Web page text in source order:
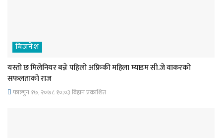
बिजनेश
यस्तो छ मिलेनियर बन्ने पहिलो अफ्रिकी महिला म्याडम सी.जे वाकरको
सफलताको राज
फाल्गुन १७, २०७८ १०;०३ बिहान प्रकाशित